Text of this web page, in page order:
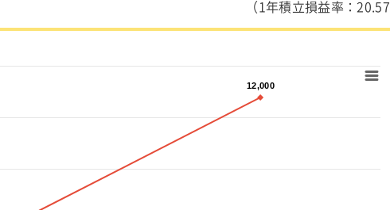
（1年積立損益率：
12,000
12,000